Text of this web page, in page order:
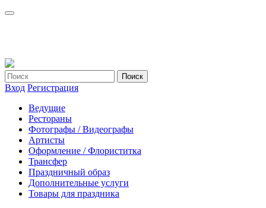
Вход Регистрация
Ведущие
Рестораны
Фотографы / Видеографы
Артисты
Оформление / Флориститка
Трансфер
Праздничный образ
Дополнительные услуги
Товары для праздника